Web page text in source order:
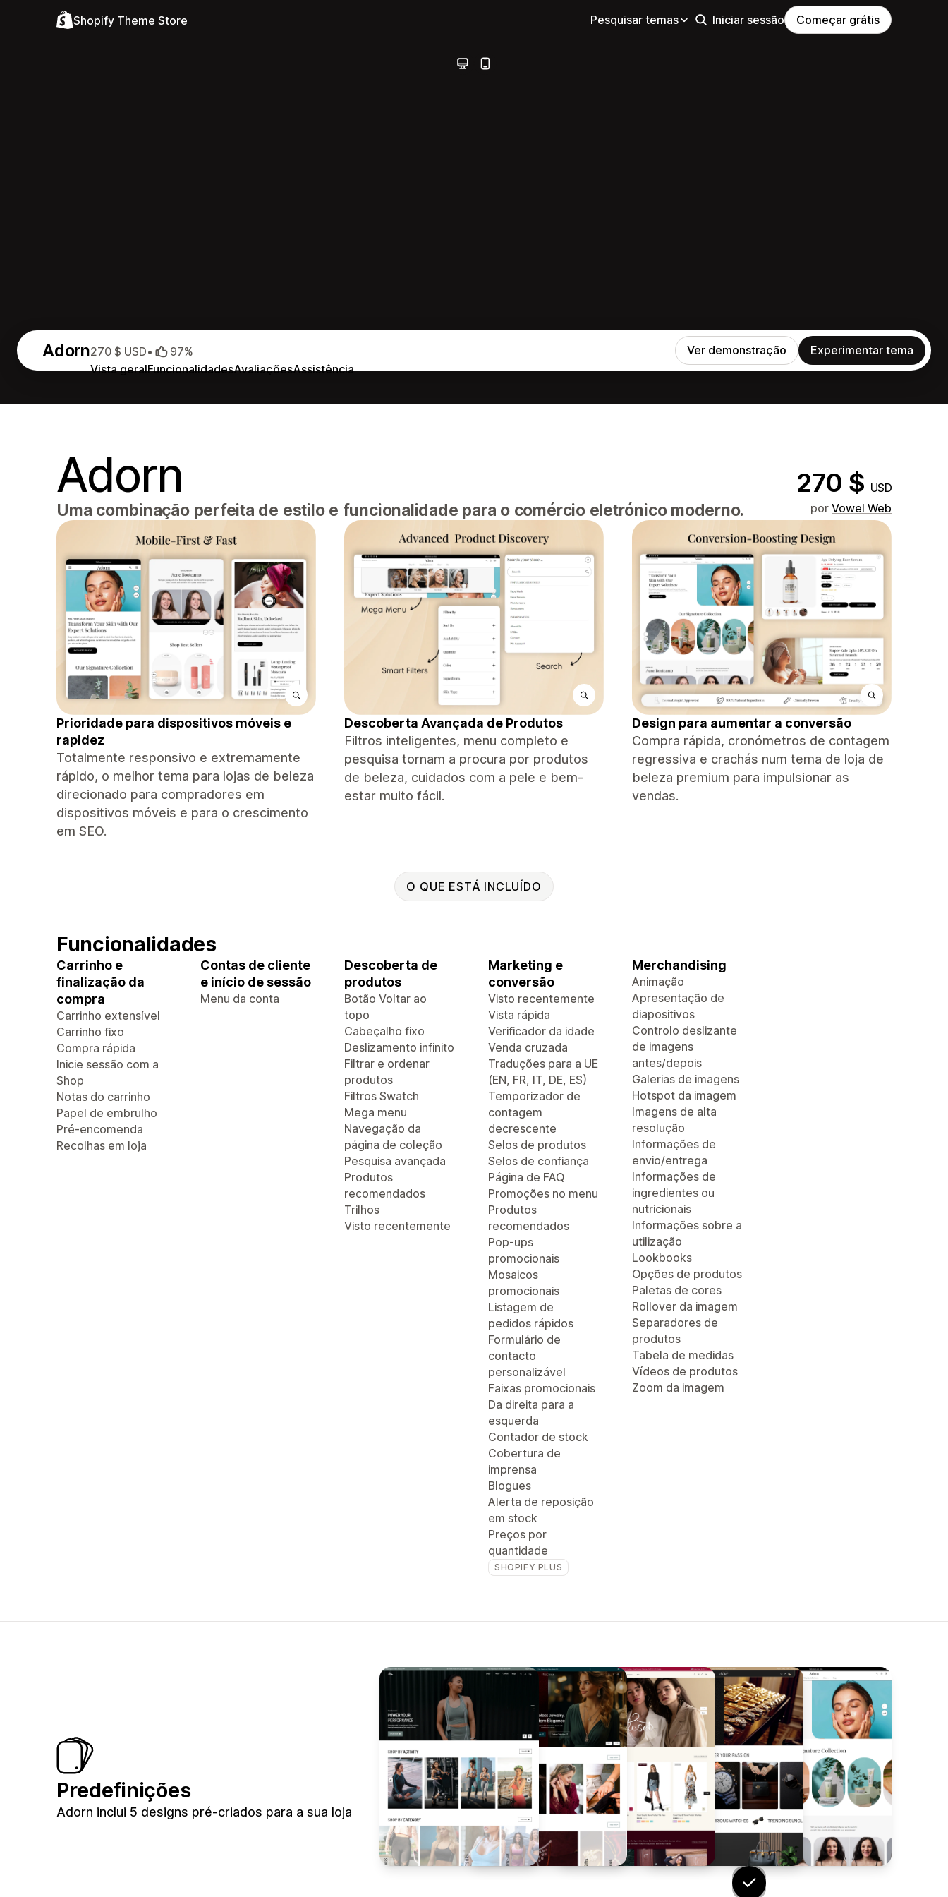
Shopify Theme Store Pesquisar temas Iniciar sessão Começar grátis
Adorn
Vista geralFuncionalidadesAvaliaçõesAssistência
270 $ USD• 97% Ver demonstração Experimentar tema
Adorn 270 $ USD
Uma combinação perfeita de estilo e funcionalidade para o comércio eletrónico moderno. por Vowel Web
Prioridade para dispositivos móveis e
rapidez
Totalmente responsivo e extremamente
rápido, o melhor tema para lojas de beleza
direcionado para compradores em
dispositivos móveis e para o crescimento
em SEO.
Descoberta Avançada de Produtos
Filtros inteligentes, menu completo e
pesquisa tornam a procura por produtos
de beleza, cuidados com a pele e bem-
estar muito fácil.
Design para aumentar a conversão
Compra rápida, cronómetros de contagem
regressiva e crachás num tema de loja de
beleza premium para impulsionar as
vendas.
O QUE ESTÁ INCLUÍDO
Funcionalidades
Carrinho e
finalização da
compra
Carrinho extensível
Carrinho fixo
Compra rápida
Inicie sessão com a
Shop
Notas do carrinho
Papel de embrulho
Pré-encomenda
Recolhas em loja
Contas de cliente
e início de sessão
Menu da conta
Descoberta de
produtos
Botão Voltar ao
topo
Cabeçalho fixo
Deslizamento infinito
Filtrar e ordenar
produtos
Filtros Swatch
Mega menu
Navegação da
página de coleção
Pesquisa avançada
Produtos
recomendados
Trilhos
Visto recentemente
Marketing e
conversão
Visto recentemente
Vista rápida
Verificador da idade
Venda cruzada
Traduções para a UE
(EN, FR, IT, DE, ES)
Temporizador de
contagem
decrescente
Selos de produtos
Selos de confiança
Página de FAQ
Promoções no menu
Produtos
recomendados
Pop-ups
promocionais
Mosaicos
promocionais
Listagem de
pedidos rápidos
Formulário de
contacto
personalizável
Faixas promocionais
Da direita para a
esquerda
Contador de stock
Cobertura de
imprensa
Blogues
Alerta de reposição
em stock
Preços por
quantidade
SHOPIFY PLUS
Merchandising
Animação
Apresentação de
diapositivos
Controlo deslizante
de imagens
antes/depois
Galerias de imagens
Hotspot da imagem
Imagens de alta
resolução
Informações de
envio/entrega
Informações de
ingredientes ou
nutricionais
Informações sobre a
utilização
Lookbooks
Opções de produtos
Paletas de cores
Rollover da imagem
Separadores de
produtos
Tabela de medidas
Vídeos de produtos
Zoom da imagem
Predefinições
Adorn inclui 5 designs pré-criados para a sua loja